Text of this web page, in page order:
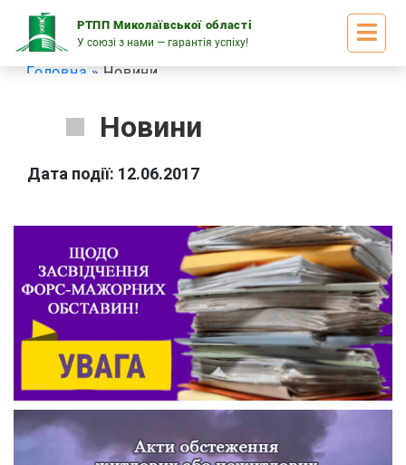
РТПП Миколаївської області
У союзі з нами — гарантія успіху!
content
Головна Новини
Новини
Дата події: 12.06.2017